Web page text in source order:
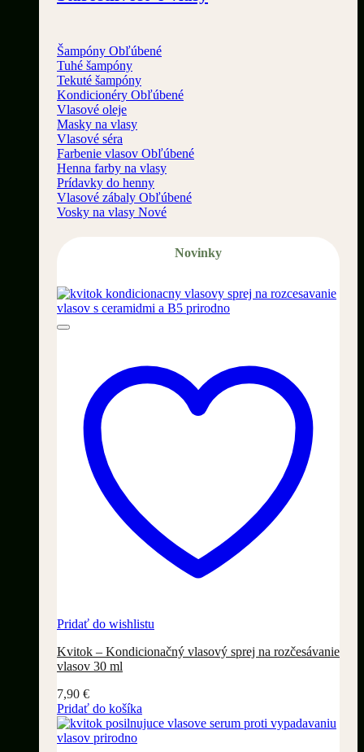
Šampóny
Tuhé šampóny
Tekuté šampóny
Kondicionéry
Vlasové oleje
Masky na vlasy
Vlasové séra
Farbenie vlasov
Henna farby na vlasy
Prídavky do henny
Vlasové zábaly
Vosky na vlasy
Novinky
Pridať do wishlistu
Kvitok – Kondicionačný vlasový sprej na rozčesávanie
vlasov 30 ml
7,90 €
Pridať do košíka